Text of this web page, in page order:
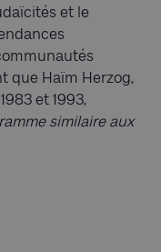
et le
que Haïm Herzog,
et 1993,
similaire aux